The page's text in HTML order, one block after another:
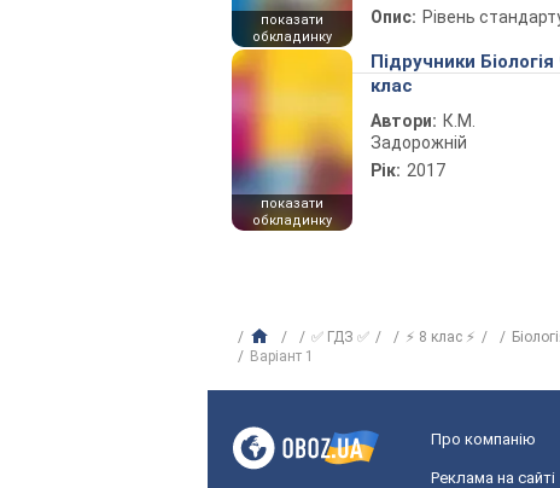
показати
обкладинку
Опис: Рівень
показати
обкладинку
Підручники Біологія
клас
Автори: К.М.
Задорожній
Рік: 2017
✅ ГДЗ ✅ ⚡ 8 клас ⚡
Варіант 1
Про компанію
Реклама на сайті